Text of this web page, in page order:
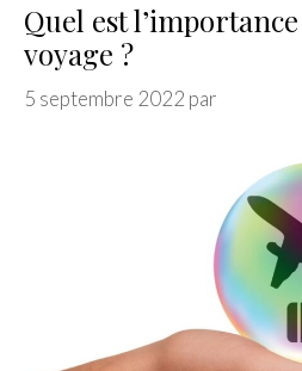
Quel est
voyage ?
5 septembre 2022 par